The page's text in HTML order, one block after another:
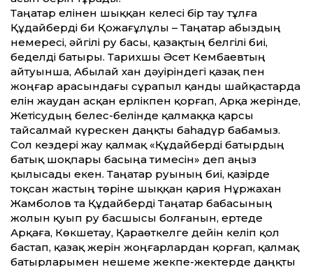
Таңатар елінен шыққан келесі бір тау тұлға
Құдайберді би Қожағұлұлы – Таңатар абыздың
немересі, әйгілі ру басы, қазақтың белгілі биі,
беделді батыры. Тарихшы Әсет Кембаевтың
айтуынша, Абылай хан дәуіріндегі қазақ пен
жоңғар арасындағы сұрапыл қанды шайқастарда
елін жаудан асқан ерлікпен қорғап, Арқа жерінде,
Жетісудың белес-белінде қалмаққа қарсы
тайсалмай күрескен даңқты баһадүр бабамыз.
Сол кездері жау қалмақ «Құдайберді батырдың
батық шоқпары басыңа тимесін» деп аңыз
қылысады екен. Таңатар руының биі, қазірде
тоқсан жастың төріне шыққан қария Нұржахан
Жамболов та Құдайберді Таңатар бабасының
жолын қуып ру басшысы болғанын, ертеде
Арқаға, Көкшетау, Қараөткелге дейін келіп қол
бастап, қазақ жерін жоңғарлардан қорғап, қалмақ
батырларымен нешеме жекпе-жектерде даңқты